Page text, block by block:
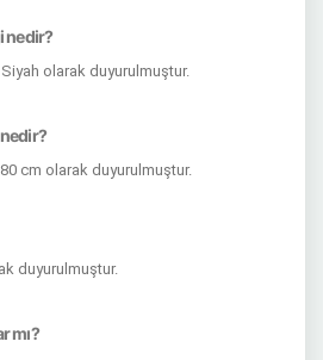
nedir?
olarak duyurulmuştur.
cm olarak duyurulmuştur.
duyurulmuştur.
mı?